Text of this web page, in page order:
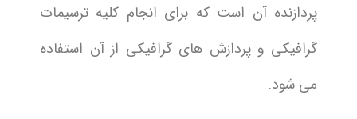
پردازنده آن است که برای انجام کلیه ترسیمات
گرافیکی و پردازش های گرافیکی از آن استفاده
می شود.